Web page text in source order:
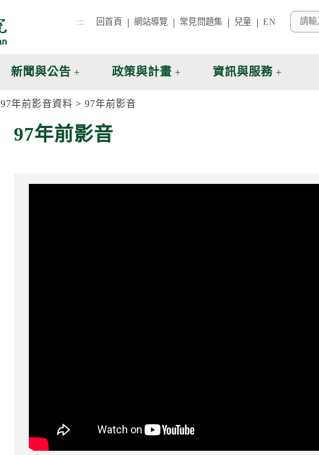
::: 回首頁 網站導覽 常見問題集 兒童 EN
新聞與公告 政策與計畫 資訊與服務
97年前影音資料 97年前影音
97年前影音